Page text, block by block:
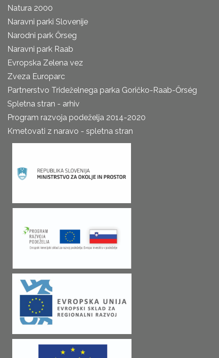
Natura 2000
Naravni parki Slovenije
Narodni park Őrseg
Naravni park Raab
Evropska Zelena vez
Zveza Europarc
Partnerstvo Trideželnega parka Goričko-Raab-Őrség
Spletna stran - arhiv
Program razvoja podeželja 2014-2020
Kmetovati z naravo - spletna stran